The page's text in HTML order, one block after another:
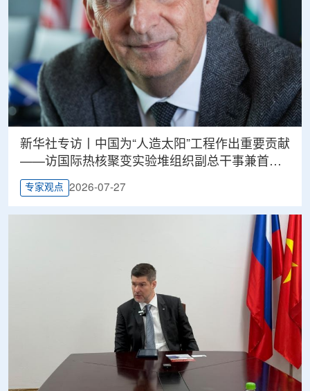
新华社专访丨中国为“人造太阳”工程作出重要贡献
——访国际热核聚变实验堆组织副总干事兼首席
科学家贝库雷
专家观点 2026-07-27